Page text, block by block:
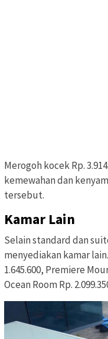
Merogoh kocek Rp.
kemewahan dan
tersebut.
Kamar Lain
Selain standard dan
menyediakan kamar
1.645.600, Premiere
Ocean Room Rp.